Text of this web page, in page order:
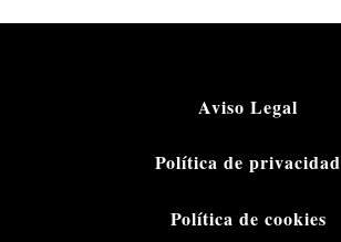
Aviso Legal
Política de privacidad
Política de cookies